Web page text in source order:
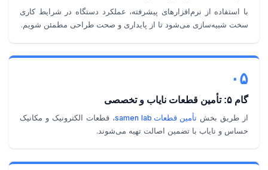
با استفاده از نرم‌افزارهای پیشرفته، عملکرد دستگاه در شرایط کاری
سخت شبیه‌سازی می‌شود تا از پایداری و صحت طراحی مطمئن شویم.
۰۵
گام ۵: تأمین قطعات نایاب و تخصصی
از طریق بخش تأمین قطعات samen lab
، قطعات الکترونیک و مکانیک
حساس و نایاب با تضمین اصالت تهیه می‌شوند.